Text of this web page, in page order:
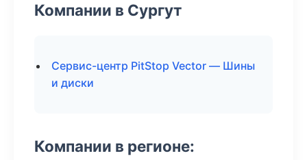
Компании в Сургут
Сервис-центр PitStop Vector — Шины
и диски
Компании в регионе: